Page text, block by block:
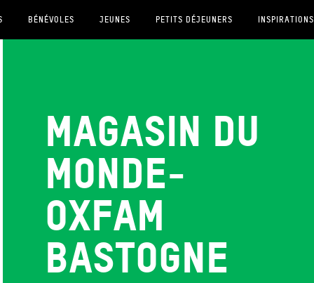
BÉNÉVOLES JEUNES PETITS DÉJEUNERS INSPIRATIONS
Magasin du
monde-
Oxfam
Bastogne